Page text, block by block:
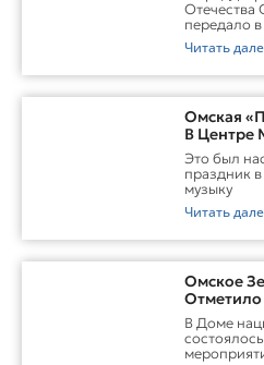
Отечества
передало
Читать
Омская
В Центре
Это был
праздник
музыку
Читать
Омское
В Доме